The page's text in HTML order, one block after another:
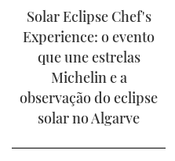
Solar Eclipse Chef's
Experience: o evento
que une estrelas
Michelin e a
observação do eclipse
solar no Algarve